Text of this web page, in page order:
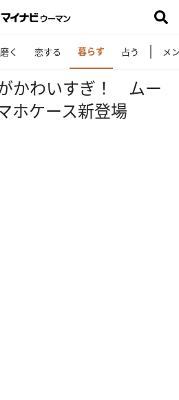
磨く 恋する 暮らす 占う メ
かわいすぎ！ ムー
ホケース新登場